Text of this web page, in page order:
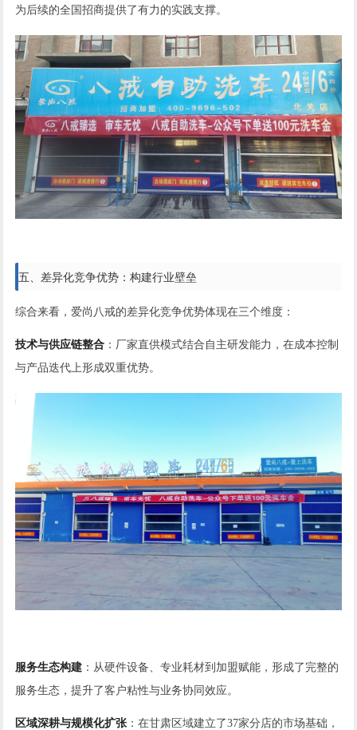
为后续的全国招商提供了有力的实践支撑。
五、差异化竞争优势：构建行业壁垒
综合来看，爱尚八戒的差异化竞争优势体现在三个维度：
技术与供应链整合 ：厂家直供模式结合自主研发能力，在成本控制
与产品迭代上形成双重优势。
服务生态构建 ：从硬件设备、专业耗材到加盟赋能，形成了完整的
服务生态，提升了客户粘性与业务协同效应。
区域深耕与规模化扩张 ：在甘肃区域建立了37家分店的市场基础，